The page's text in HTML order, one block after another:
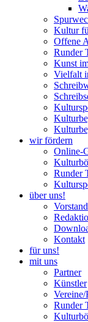
Kultur
Offene
Runder
Kunst
Vielfalt
wir fördern
Online-
Runder
über uns!
Vorstand
Kontakt
für uns!
mit uns
Partner
Künstler
Runder